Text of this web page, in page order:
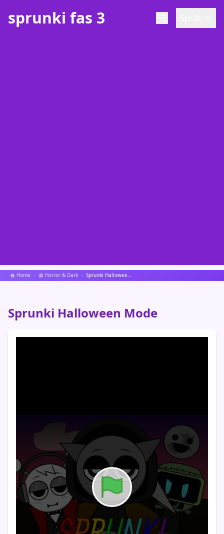
sprunki fas 3
Home Horror & Dark Sprunki Halloween Mode
Sprunki Halloween Mode